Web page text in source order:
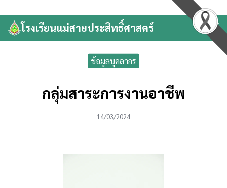
to
contentโรงเรียนแม่สายประสิทธิ์ศาสตร์
Search
for:
ข้อมูลบุคลากร
กลุ่มสาระการงานอาชีพ
14/03/2024